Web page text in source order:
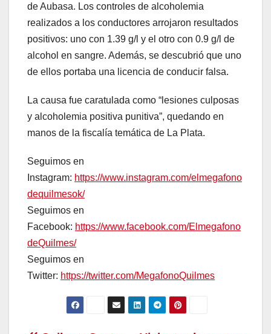
de Aubasa. Los controles de alcoholemia
realizados a los conductores arrojaron resultados
positivos: uno con 1.39 g/l y el otro con 0.9 g/l de
alcohol en sangre. Además, se descubrió que uno
de ellos portaba una licencia de conducir falsa.
La causa fue caratulada como “lesiones culposas
y alcoholemia positiva punitiva”, quedando en
manos de la fiscalía temática de La Plata.
Seguimos en
Instagram: https://www.instagram.com/elmegafono
dequilmesok/
Seguimos en
Facebook: https://www.facebook.com/Elmegafono
deQuilmes/
Seguimos en
Twitter: https://twitter.com/MegafonoQuilmes